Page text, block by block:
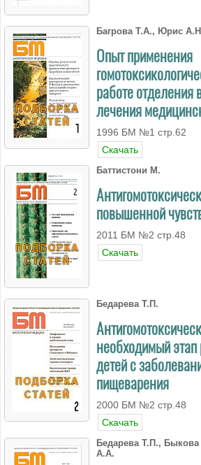
Багрова Т.А., Юрис
Опыт применения
работе отделения
лечения
1996 БМ №1 стр.62
Скачать
Баттистони М.
повышенной
2011 БМ №2 стр.48
Скачать
Бедарева Т.П.
необходимый
детей с
пищеварения
2000 БМ №2 стр.48
Скачать
Бедарева Т.П.,
А.А.